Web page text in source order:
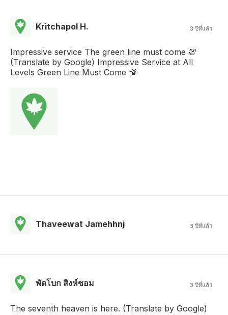
Kritchapol H. 3 ปีที่แล้ว
Impressive service The green line must come 💯
(Translate by Google) Impressive Service at All
Levels Green Line Must Come 💯
Thaveewat Jamehhnj 3 ปีที่แล้ว
พัดโบก สิงห์ซอม 3 ปีที่แล้ว
The seventh heaven is here. (Translate by Google)